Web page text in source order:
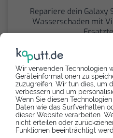
Wir verwenden Technologien
Geräteinformationen zu
zuzugreifen. Wir tun dies, um
verbessern und um
Wenn Sie diesen
Daten wie das Surfverhalten
dieser Website verarbeiten.
nicht erteilen oder
Funktionen beeinträchtigt
Repariere dein Galaxy
Wasserschaden mit